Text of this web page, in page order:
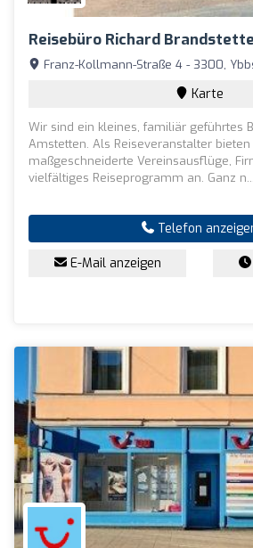
Reisebüro Richard
Franz-Kollmann-Straße 4 - 3300,
Karte
Wir sind ein kleines, familiär geführtes
Amstetten. Als Reiseveranstalter bieten
maßgeschneiderte Vereinsausflüge,
vielfältiges Reiseprogramm an. Ganz n...
Telefon
E-Mail anzeigen